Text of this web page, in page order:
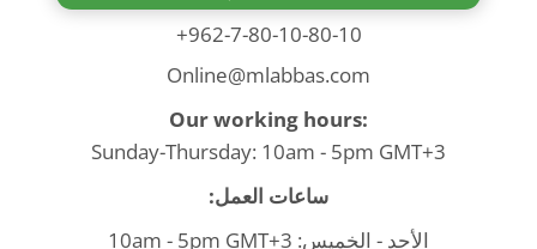
+962-7-80-10-80-10
Online@mlabbas.com
Our working hours:
Sunday-Thursday: 10am - 5pm GMT+3
ساعات العمل:
الأحد - الخميس: 10am - 5pm GMT+3